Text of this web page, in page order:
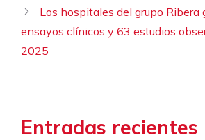
Los hospitales del grupo Ribera
ensayos clínicos y 63 estudios
2025
Entradas recientes